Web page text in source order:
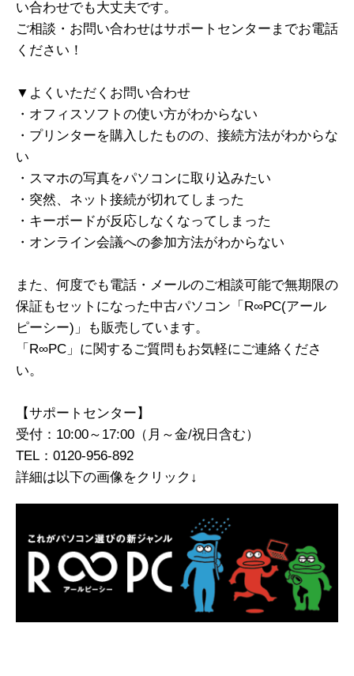
い合わせでも大丈夫です。
ご相談・お問い合わせはサポートセンターまでお電話
ください！
▼よくいただくお問い合わせ
・オフィスソフトの使い方がわからない
・プリンターを購入したものの、接続方法がわからな
い
・スマホの写真をパソコンに取り込みたい
・突然、ネット接続が切れてしまった
・キーボードが反応しなくなってしまった
・オンライン会議への参加方法がわからない
また、何度でも電話・メールのご相談可能で無期限の
保証もセットになった中古パソコン「R∞PC(アール
ピーシー)」も販売しています。
「R∞PC」に関するご質問もお気軽にご連絡くださ
い。
【サポートセンター】
受付：10:00～17:00（月～金/祝日含む）
TEL：0120-956-892
詳細は以下の画像をクリック↓